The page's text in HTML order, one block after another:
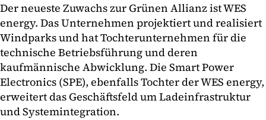
Der neueste Zuwachs zur Grünen Allianz ist WES
energy. Das Unternehmen projektiert und realisiert
Windparks und hat Tochterunternehmen für die
technische Betriebsführung und deren
kaufmännische Abwicklung. Die Smart Power
Electronics (SPE), ebenfalls Tochter der WES energy,
erweitert das Geschäftsfeld um Ladeinfrastruktur
und Systemintegration.